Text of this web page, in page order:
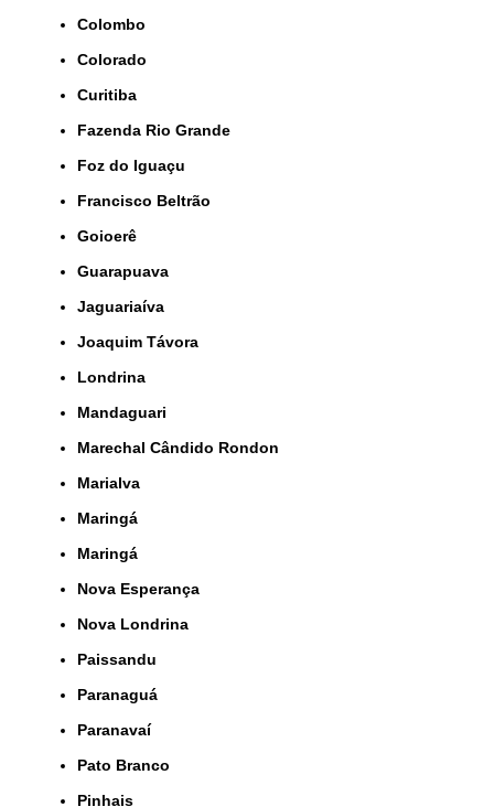
Colombo
Colorado
Curitiba
Fazenda Rio Grande
Foz do Iguaçu
Francisco Beltrão
Goioerê
Guarapuava
Jaguariaíva
Joaquim Távora
Londrina
Mandaguari
Marechal Cândido Rondon
Marialva
Maringá
Maringá
Nova Esperança
Nova Londrina
Paissandu
Paranaguá
Paranavaí
Pato Branco
Pinhais